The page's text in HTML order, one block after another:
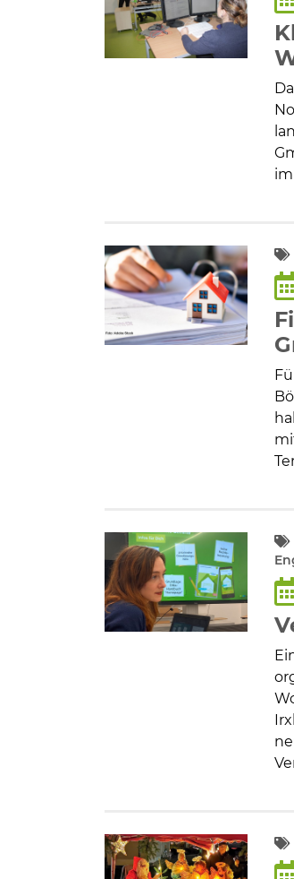
Wirtschaft,
Tourismus,
Ehrenamt und
im